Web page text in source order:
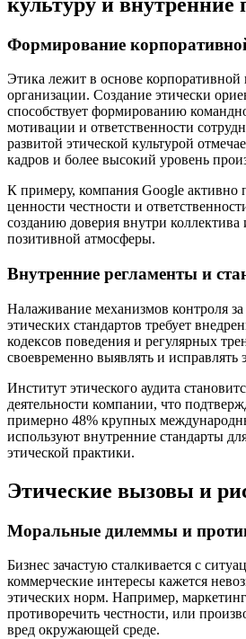
Формирование
Этика лежит в основе
организации. Создание этически
способствует формированию
мотивации и ответственности
развитой этической культурой
кадров и более высокий уровень
К примеру, компания Google активно
ценности честности и
созданию доверия внутри
позитивной атмосферы.
Внутренние регламенты и
Налаживание механизмов контроля
этических стандартов требует
кодексов поведения и регулярных
своевременно выявлять и исправлять
Институт этического аудита
деятельности компании, что
примерно 48% крупных
используют внутренние стандарты
этической практики.
Этические вызовы и
Моральные дилеммы и
Бизнес зачастую сталкивается с
коммерческие интересы кажется
этических норм. Например,
противоречить честности, или
вред окружающей среде.